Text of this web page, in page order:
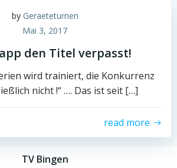
by Geraeteturnen
Mai 3, 2017
den Titel verpasst!
wird trainiert, die Konkurrenz
nicht !“ …. Das ist seit […]
read more
TV Bingen